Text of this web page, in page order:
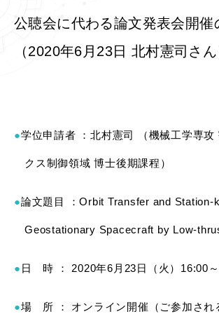
公聴会に代わる論文発表会開催
（2020年6月23日 北村憲司さん
学位申請者 ：北村憲司 （機械工学専攻
クス制御領域 博士後期課程）
論文題目 ：Orbit Transfer and Station-
Geostationary Spacecraft by Low-
日 時 ： 2020年6月23日（火）16:00
場 所 ： オンライン開催（ご参加され